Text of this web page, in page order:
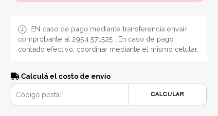
EN caso de pago mediante transferencia envair
comprobante al 2954 571525 . En caso de pago
contado efectivo, coordinar mediante el mismo celular.
Calculá el costo de envío
CALCULAR